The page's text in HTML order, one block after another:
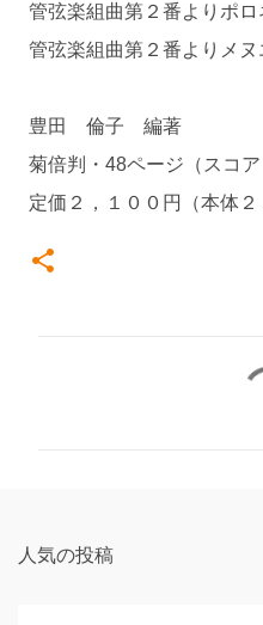
管弦楽組曲第２番よりポロ
管弦楽組曲第２番よりメヌ
豊田 倫子 編著
菊倍判・48ページ（スコア
定価２，１００円（本体２
人気の投稿